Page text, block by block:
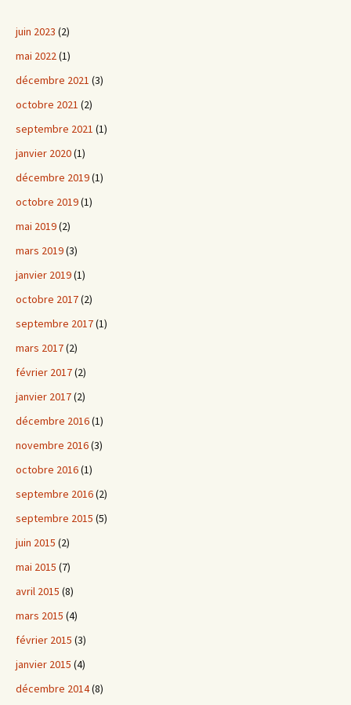
juin 2023 (2)
mai 2022(1)
décembre 2021 (3)
octobre 2021 (2)
septembre 2021 (1)
janvier 2020(1)
décembre 2019(1)
octobre 2019(1)
mai 2019(2)
mars 2019(3)
janvier 2019(1)
octobre 2017(2)
septembre 2017(1)
mars 2017(2)
février 2017(2)
janvier 2017(2)
décembre 2016(1)
novembre 2016(3)
octobre 2016(1)
septembre 2016(2)
septembre 2015 (5)
juin 2015 (2)
mai 2015 (7)
avril 2015 (8)
mars 2015 (4)
février 2015 (3)
janvier 2015 (4)
décembre 2014(8)